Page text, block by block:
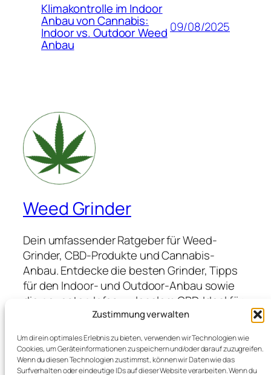
Zustimmung verwalten
Um dir ein optimales Erlebnis zu bieten, verwenden wir Technologien wie
Cookies, um Geräteinformationen zu speichern und/oder darauf zuzugreifen.
Wenn du diesen Technologien zustimmst, können wir Daten wie das
Surfverhalten oder eindeutige IDs auf dieser Website verarbeiten. Wenn du
Klimakontrolle im Indoor
Anbau von Cannabis:
Indoor vs. Outdoor Weed
Anbau
09/08/2025
Weed Grinder
Dein umfassender Ratgeber für Weed-
Grinder, CBD-Produkte und Cannabis-
Anbau. Entdecke die besten Grinder, Tipps
für den Indoor- und Outdoor-Anbau sowie
die neuesten Infos zu legalem CBD. Ideal für
Anfänger und Profis, die hochwertige
profitieren möchten.